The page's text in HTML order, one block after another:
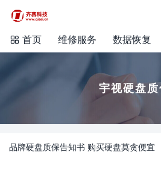
 首页 维修服务 数据恢复
宇视硬盘质
品牌硬盘质保告知书 购买硬盘莫贪便宜